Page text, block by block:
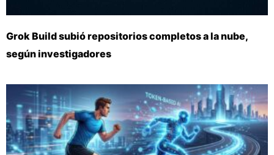
Grok Build subió repositorios completos a la nube,
según investigadores